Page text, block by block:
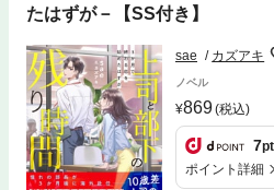
たはずが－【SS付き】
sae カズアキ
ノベル
869(税込)
7pt
ポイント詳細